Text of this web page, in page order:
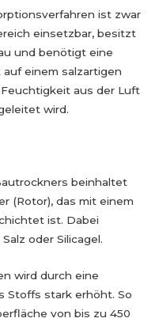
ist zwar
einsetzbar, besitzt
und benötigt eine
einem salzartigen
aus der Luft
wird.
beinhaltet
(Rotor), das mit einem
ist. Dabei
oder Silicagel.
wird durch eine
Stoffs stark erhöht. So
von bis zu 450